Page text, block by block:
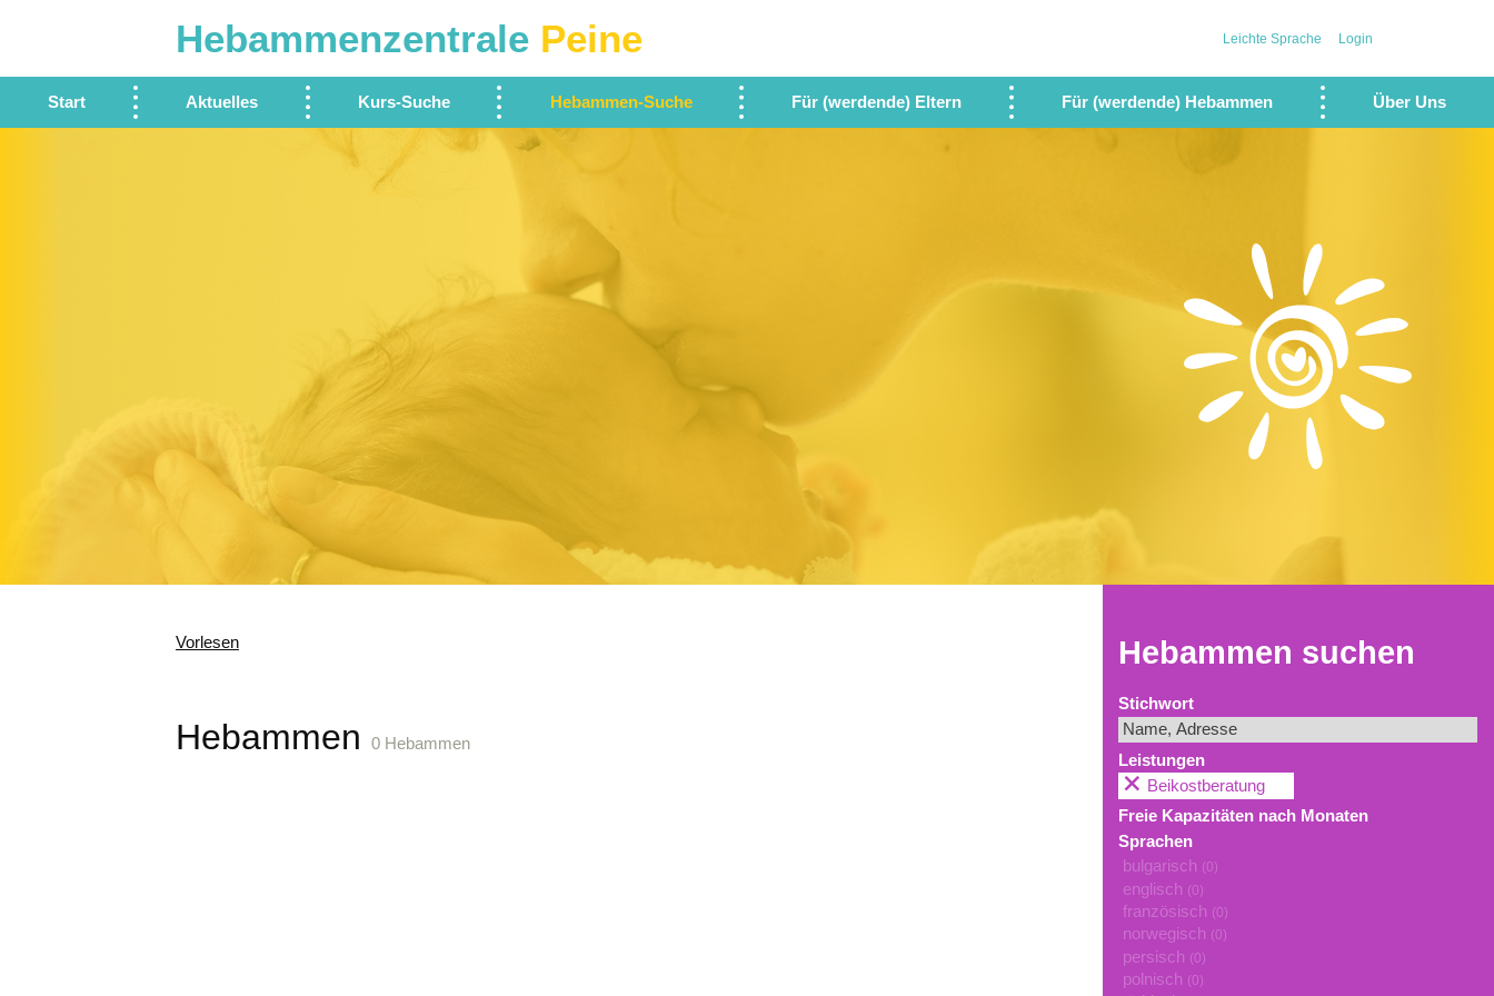
Hebammenzentrale Peine
Start Aktuelles Kurs-Suche Hebammen-Suche Für (werdende) Eltern Für (werdende) Hebammen Über Uns
Leichte Sprache Login
Hebammen suchen
Stichwort
Leistungen
Beikostberatung
Freie Kapazitäten nach Monaten
Sprachen
bulgarisch (0)
englisch (0)
französisch (0)
norwegisch (0)
persisch (0)
polnisch (0)
Vorlesen
Hebammen0 Hebammen